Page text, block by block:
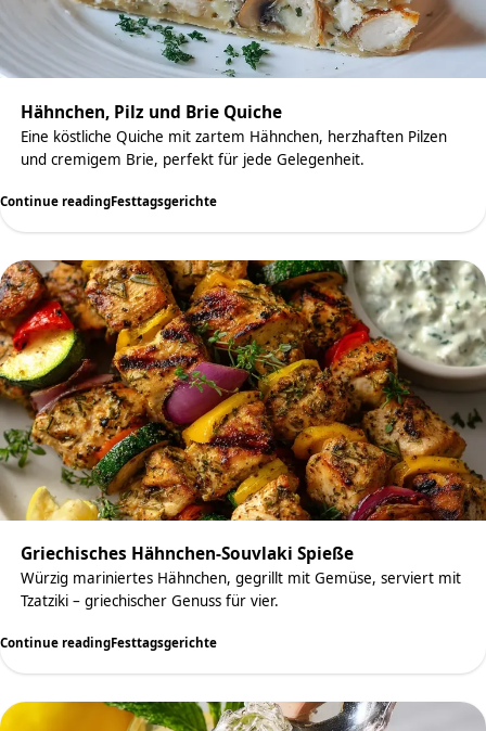
Hähnchen, Pilz und Brie Quiche
Eine köstliche Quiche mit zartem Hähnchen, herzhaften Pilzen
und cremigem Brie, perfekt für jede Gelegenheit.
Continue readingFesttagsgerichte
Griechisches Hähnchen-Souvlaki Spieße
Würzig mariniertes Hähnchen, gegrillt mit Gemüse, serviert mit
Tzatziki – griechischer Genuss für vier.
Continue readingFesttagsgerichte